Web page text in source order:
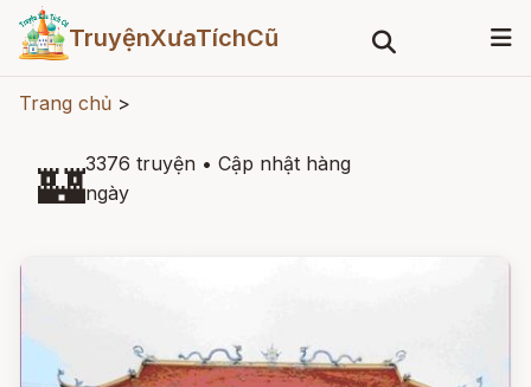
TruyệnXưaTíchCũ
Trang chủ >
🏰3376 truyện • Cập nhật hàng
ngày